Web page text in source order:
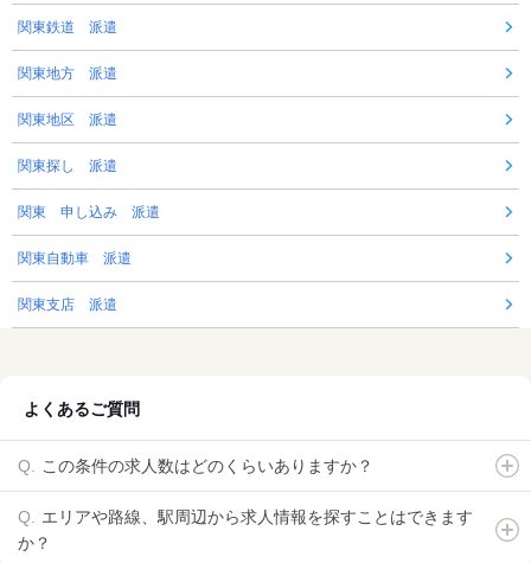
関東鉄道 派遣
関東地方 派遣
関東地区 派遣
関東探し 派遣
関東 申し込み 派遣
関東自動車 派遣
関東支店 派遣
よくあるご質問
この条件の求人数はどのくらいありますか？
エリアや路線、駅周辺から求人情報を探すことはできます
か？